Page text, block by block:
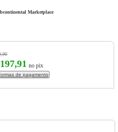
Marketplace
197,91 no pix
de pagamento